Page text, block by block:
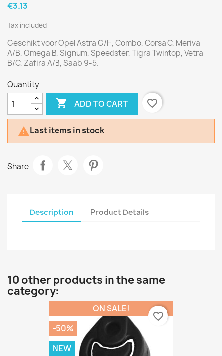
€3.13
Tax included
Geschikt voor Opel Astra G/H, Combo, Corsa C, Meriva
A/B, Omega B, Signum, Speedster, Tigra Twintop, Vetra
B/C, Zafira A/B, Saab 9-5.
Quantity
 ADD TO CART favorite_border
Last items in stock
Share
Description Product Details
10 other products in the same
category:
ON SALE!
-50%
NEW
favorite_border